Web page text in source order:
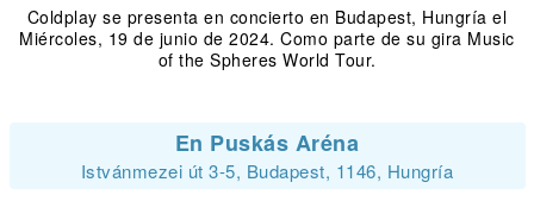
Coldplay se presenta en concierto en Budapest, Hungría el
Miércoles, 19 de junio de 2024. Como parte de su gira Music
of the Spheres World Tour.
En Puskás Aréna
Istvánmezei út 3-5, Budapest, 1146, Hungría